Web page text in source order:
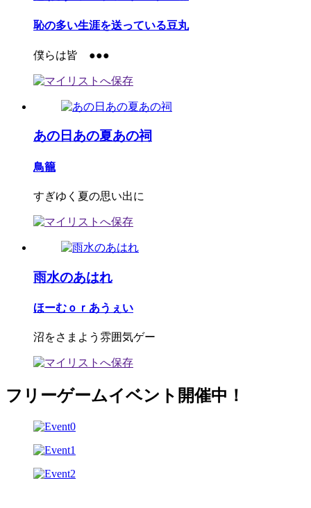
恥の多い生涯を送っている豆丸
僕らは皆 ●●●
あの日あの夏あの祠
鳥籠
すぎゆく夏の思い出に
雨水のあはれ
ほーむｏｒあうぇい
沼をさまよう雰囲気ゲー
フリーゲームイベント開催中！